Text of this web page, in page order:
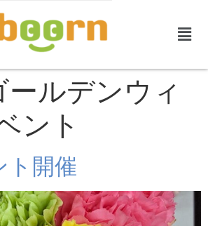
ールデンウィ
ント
ト開催